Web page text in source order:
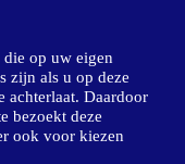
op uw eigen
zijn als u op deze
achterlaat. Daardoor
bezoekt deze
ook voor kiezen